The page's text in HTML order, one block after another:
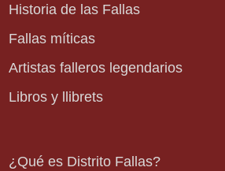
Historia de las Fallas
Fallas míticas
Artistas falleros legendarios
Libros y llibrets
¿Qué es Distrito Fallas?